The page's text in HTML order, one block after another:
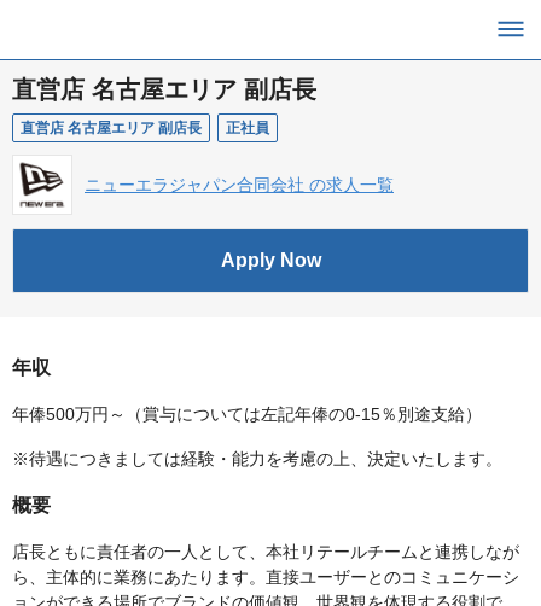
直営店 名古屋エリア 副店長
直営店 名古屋エリア 副店長 正社員
ニューエラジャパン合同会社 の求人一覧
Apply Now
年収
年俸500万円～（賞与については左記年俸の0-15％別途支給）
※待遇につきましては経験・能力を考慮の上、決定いたします。
概要
店長ともに責任者の一人として、本社リテールチームと連携しなが
ら、主体的に業務にあたります。直接ユーザーとのコミュニケーシ